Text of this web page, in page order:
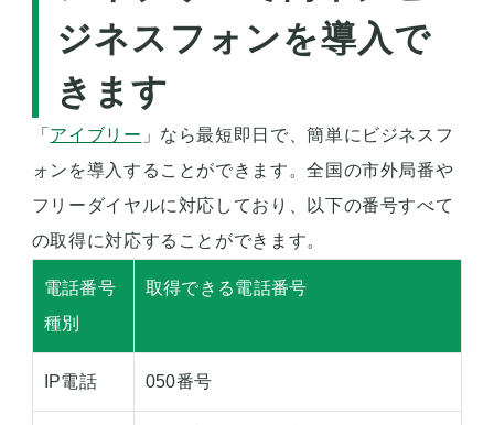
ジネスフォンを導入で
きます
「 アイブリー 」なら最短即日で、簡単にビジネスフ
ォンを導入することができます。全国の市外局番や
フリーダイヤルに対応しており、以下の番号すべて
の取得に対応することができます。
電話番号
種別
取得できる電話番号
IP電話 050番号